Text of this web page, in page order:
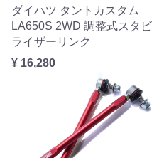
ダイハツ タントカスタム
LA650S 2WD 調整式スタビ
ライザーリンク
¥ 16,280